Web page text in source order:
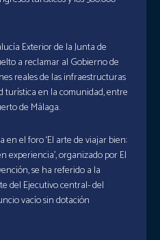
Exterior de la Junta de
a reclamar al Gobierno de
reales de las infraestructuras
turística en la comunidad, entre
de Málaga.
en el foro ‘El arte de viajar bien:
experiencia’, organizado por El
se ha referido a la
del Ejecutivo central- del
vacío sin dotación